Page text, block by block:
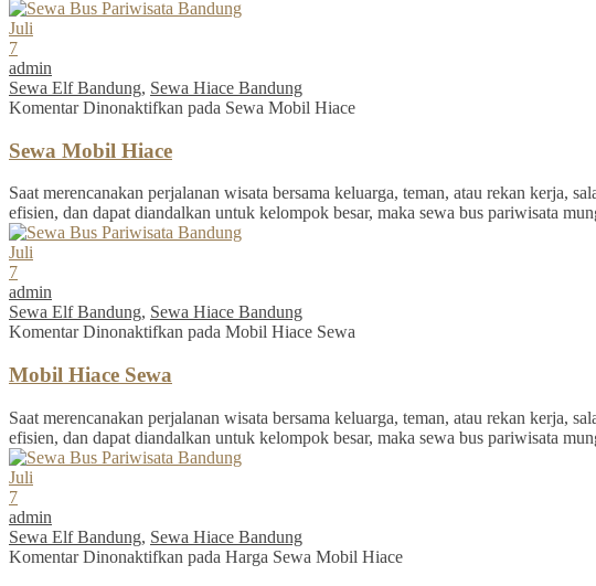
Juli
7
admin
Sewa Elf Bandung, Sewa Hiace Bandung
Komentar Dinonaktifkan pada Sewa Mobil Hiace
Sewa Mobil Hiace
Saat merencanakan perjalanan wisata bersama keluarga, teman, atau rekan kerja,
efisien, dan dapat diandalkan untuk kelompok besar, maka sewa bus pariwisata
Juli
7
admin
Sewa Elf Bandung, Sewa Hiace Bandung
Komentar Dinonaktifkan pada Mobil Hiace Sewa
Mobil Hiace Sewa
Saat merencanakan perjalanan wisata bersama keluarga, teman, atau rekan kerja,
efisien, dan dapat diandalkan untuk kelompok besar, maka sewa bus pariwisata
Juli
7
admin
Sewa Elf Bandung, Sewa Hiace Bandung
Komentar Dinonaktifkan pada Harga Sewa Mobil Hiace